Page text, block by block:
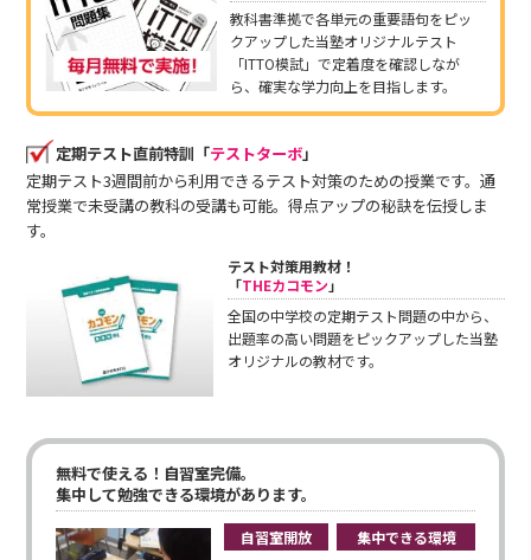
教科書準拠で各単元の重要語句をピッ
クアップした当塾オリジナルテスト
「ITTO模試」で定着度を確認しなが
ら、確実な学力向上を目指します。
定期テスト直前特訓「テストターボ」
定期テスト3週間前から利用できるテスト対策のための授業です。通
常授業で未受講の教科の受講も可能。得点アップの秘訣を伝授しま
す。
テスト対策用教材！
「THEカコモン」
全国の中学校の定期テスト問題の中から、
出題率の高い問題をピックアップした当塾
オリジナルの教材です。
無料で使える！自習室完備。
集中して勉強できる環境があります。
自習室開放
集中できる環境